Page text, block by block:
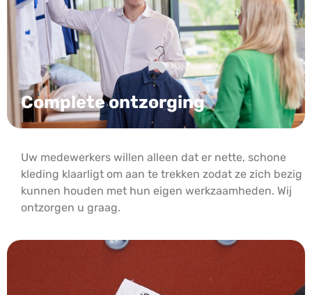
Complete ontzorging
Uw medewerkers willen alleen dat er nette, schone
kleding klaarligt om aan te trekken zodat ze zich bezig
kunnen houden met hun eigen werkzaamheden. Wij
ontzorgen u graag.